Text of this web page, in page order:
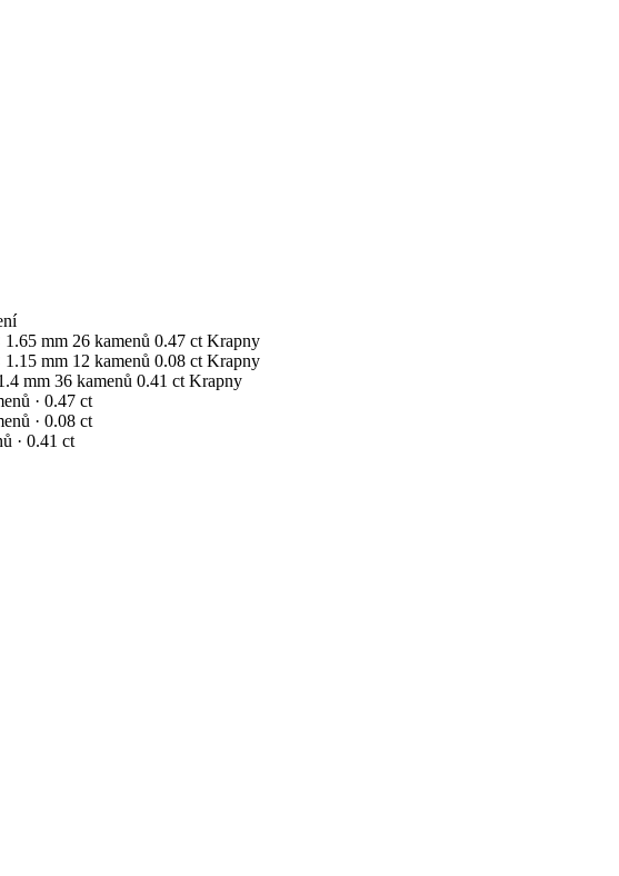
1.65 mm 26 kamenů 0.47 ct Krapny
1.15 mm 12 kamenů 0.08 ct Krapny
mm 36 kamenů 0.41 ct Krapny
· 0.47 ct
· 0.08 ct
· 0.41 ct